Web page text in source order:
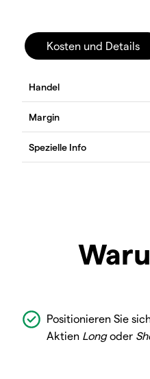
Kosten und Details
Positionieren Sie
Aktien Longoder